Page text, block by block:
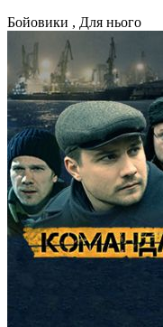
Бойовики , Для нього